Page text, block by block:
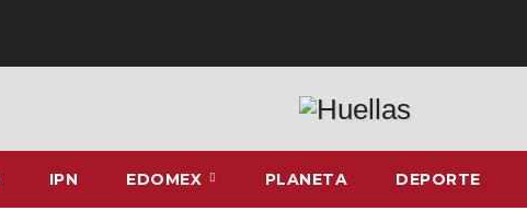
IPN EDOMEX PLANETA DEPORTE